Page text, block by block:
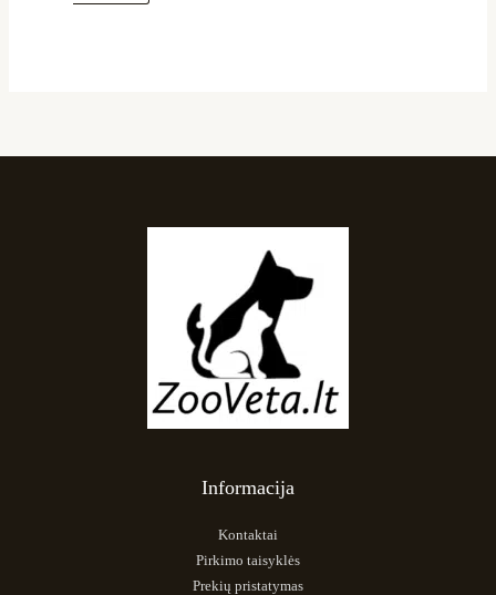
Informacija
Kontaktai
Pirkimo taisyklės
Prekių pristatymas